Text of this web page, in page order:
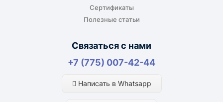
Сертификаты
Полезные статьи
Связаться с нами
+7 (775) 007-42-44
Написать в Whatsapp